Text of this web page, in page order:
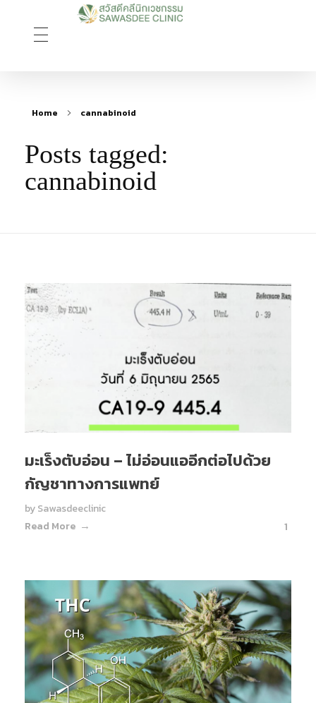
Home cannabinoid
Posts tagged:
cannabinoid
มะเร็งตับอ่อน – ไม่อ่อนแออีกต่อไปด้วย
กัญชาทางการแพทย์
bySawasdeeclinic
Read More
1